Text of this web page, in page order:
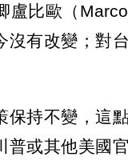
盧比歐（
有改變；對
持不變，這
普或其他美國